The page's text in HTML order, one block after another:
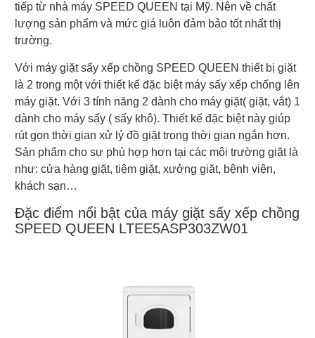
tiếp từ nhà máy SPEED QUEEN tại Mỹ. Nên về chất
lượng sản phẩm và mức giá luôn đảm bảo tốt nhất thị
trường.
Với máy giặt sấy xếp chồng SPEED QUEEN thiết bị giặt
là 2 trong một với thiết kế đặc biệt máy sấy xếp chống lên
máy giặt. Với 3 tính năng 2 dành cho máy giặt( giặt, vắt) 1
dành cho máy sấy ( sấy khô). Thiết kế đặc biệt này giúp
rút gọn thời gian xử lý đồ giặt trong thời gian ngắn hơn.
Sản phẩm cho sự phù hợp hơn tại các môi trường giặt là
như: cửa hàng giặt, tiệm giặt, xưởng giặt, bệnh viện,
khách sạn…
Đặc điểm nổi bật của máy giặt sấy xếp chồng
SPEED QUEEN LTEE5ASP303ZW01